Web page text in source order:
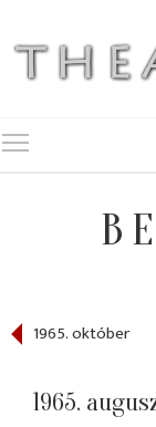
1965. október
1965.